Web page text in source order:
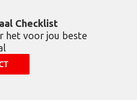
Checklist
het voor jou beste